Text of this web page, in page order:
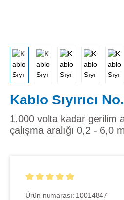
Kablo Sıyırıcı
1.000 volta kadar gerilim
çalışma aralığı 0,2 - 6,0
Ürün numarası: 10014847